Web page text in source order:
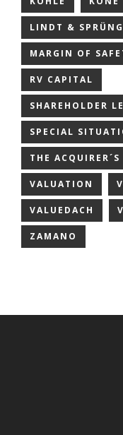
LINDT &
MARGIN OF
RV CAPITAL
SHAREHOLDER
SPECIAL
THE
VALUATION
VALUEDACH
ZAMANO